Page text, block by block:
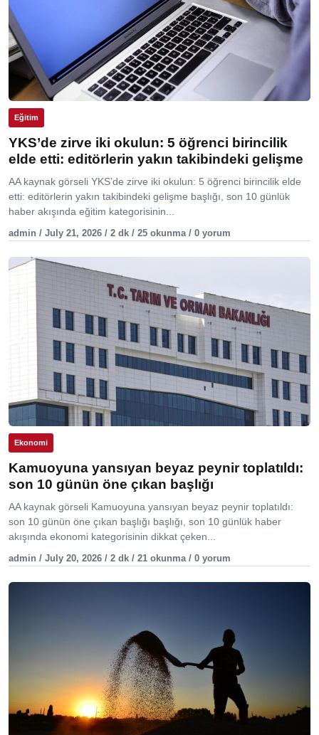
Eğitim
YKS’de zirve iki okulun: 5 öğrenci birincilik
elde etti: editörlerin yakın takibindeki gelişme
AA kaynak görseli YKS’de zirve iki okulun: 5 öğrenci birincilik elde
etti: editörlerin yakın takibindeki gelişme başlığı, son 10 günlük
haber akışında eğitim kategorisinin...
admin / July 21, 2026 / 2 dk / 25 okunma / 0 yorum
Ekonomi
Kamuoyuna yansıyan beyaz peynir toplatıldı:
son 10 günün öne çıkan başlığı
AA kaynak görseli Kamuoyuna yansıyan beyaz peynir toplatıldı:
son 10 günün öne çıkan başlığı başlığı, son 10 günlük haber
akışında ekonomi kategorisinin dikkat çeken...
admin / July 20, 2026 / 2 dk / 21 okunma / 0 yorum